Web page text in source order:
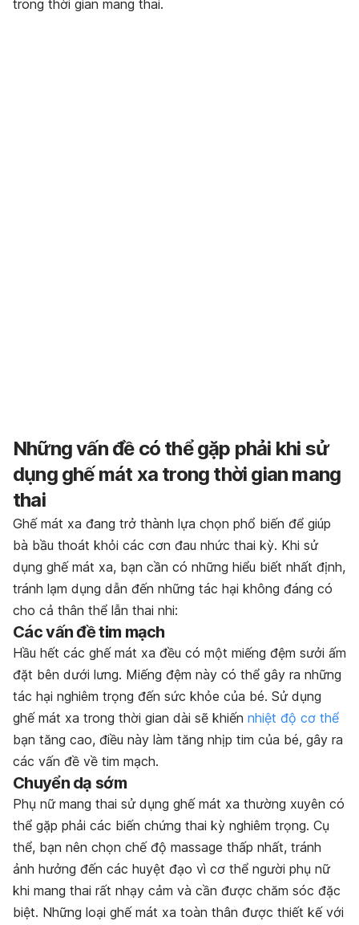
trong thời gian mang thai.
Những vấn đề có thể gặp phải khi sử
dụng ghế mát xa trong thời gian mang
thai
Ghế mát xa đang trở thành lựa chọn phổ biến để giúp
bà bầu thoát khỏi các cơn đau nhức thai kỳ. Khi sử
dụng ghế mát xa, bạn cần có những hiểu biết nhất định,
tránh lạm dụng dẫn đến những tác hại không đáng có
cho cả thân thể lẫn thai nhi:
Các vấn đề tim mạch
Hầu hết các ghế mát xa đều có một miếng đệm sưởi ấm
đặt bên dưới lưng. Miếng đệm này có thể gây ra những
tác hại nghiêm trọng đến sức khỏe của bé. Sử dụng
ghế mát xa trong thời gian dài sẽ khiến nhiệt độ cơ thể
bạn tăng cao, điều này làm tăng nhịp tim của bé, gây ra
các vấn đề về tim mạch.
Chuyển dạ sớm
Phụ nữ mang thai sử dụng ghế mát xa thường xuyên có
thể gặp phải các biến chứng thai kỳ nghiêm trọng. Cụ
thể, bạn nên chọn chế độ massage thấp nhất, tránh
ảnh hưởng đến các huyệt đạo vì cơ thể người phụ nữ
khi mang thai rất nhạy cảm và cần được chăm sóc đặc
biệt. Những loại ghế mát xa toàn thân được thiết kế với